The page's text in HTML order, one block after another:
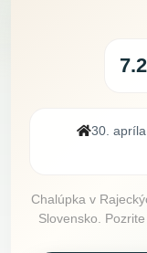
7.2
30.
Chalúpka v
Slovensko.